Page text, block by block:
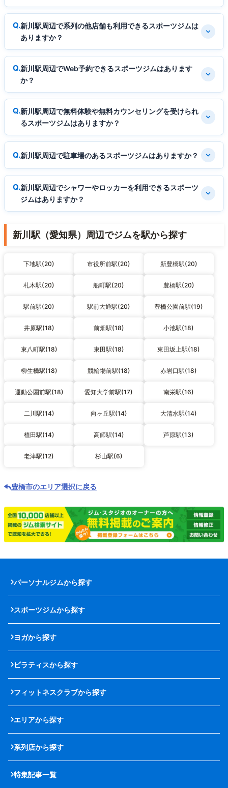
新川駅周辺で系列の他店舗も利用できるスポーツジムは
ありますか？
新川駅周辺でWeb予約できるスポーツジムはあります
か？
新川駅周辺で無料体験や無料カウンセリングを受けられ
るスポーツジムはありますか？
新川駅周辺で駐車場のあるスポーツジムはありますか？
新川駅周辺でシャワーやロッカーを利用できるスポーツ
ジムはありますか？
新川駅（愛知県）周辺でジムを駅から探す
下地駅(20) 市役所前駅(20) 新豊橋駅(20)
札木駅(20) 船町駅(20) 豊橋駅(20)
駅前駅(20) 駅前大通駅(20) 豊橋公園前駅(19)
井原駅(18) 前畑駅(18) 小池駅(18)
東八町駅(18) 東田駅(18) 東田坂上駅(18)
柳生橋駅(18) 競輪場前駅(18) 赤岩口駅(18)
運動公園前駅(18) 愛知大学前駅(17) 南栄駅(16)
二川駅(14) 向ヶ丘駅(14) 大清水駅(14)
植田駅(14) 高師駅(14) 芦原駅(13)
老津駅(12) 杉山駅(6)
豊橋市のエリア選択に戻る
パーソナルジムから探す
スポーツジムから探す
ヨガから探す
ピラティスから探す
フィットネスクラブから探す
エリアから探す
系列店から探す
特集記事一覧